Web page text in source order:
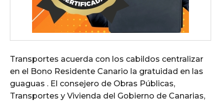
Transportes acuerda con los cabildos centralizar
en el Bono Residente Canario la gratuidad en las
guaguas . El consejero de Obras Públicas,
Transportes y Vivienda del Gobierno de Canarias,